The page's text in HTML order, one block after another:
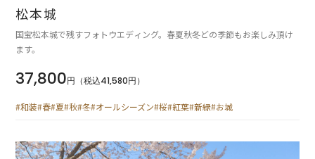
松本城
国宝松本城で残すフォトウエディング。春夏秋冬どの季節もお楽しみ頂け
ます。
37,800円（税込41,580円）
#和装#春#夏#秋#冬#オールシーズン#桜#紅葉#新緑#お城